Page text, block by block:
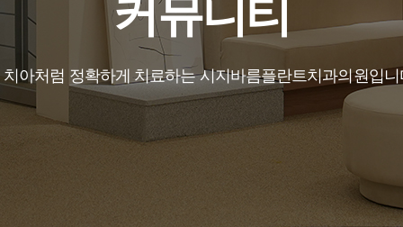
커뮤니티
치아처럼 정확하게 치료하는 시지바름플란트치과의원입니